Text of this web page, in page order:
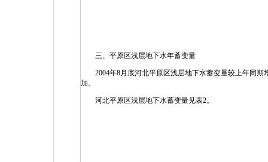
三、平原区浅层地下水年蓄变量
2004年8月底河北平原区浅层地下水蓄变量较上年同期
加。
河北平原区浅层地下水蓄变量见表2。